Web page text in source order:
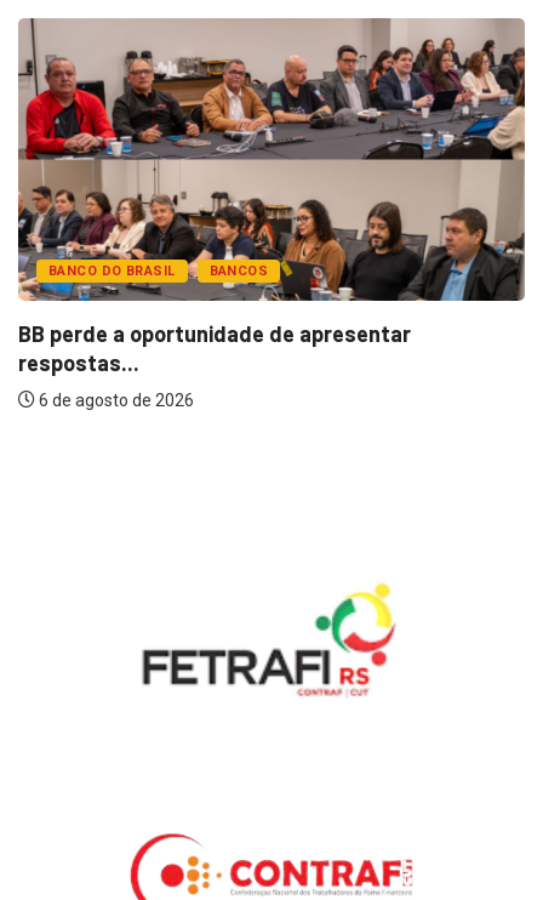
BANCO DO BRASIL BANCOS
BB perde a oportunidade de apresentar
respostas...
6 de agosto de 2026